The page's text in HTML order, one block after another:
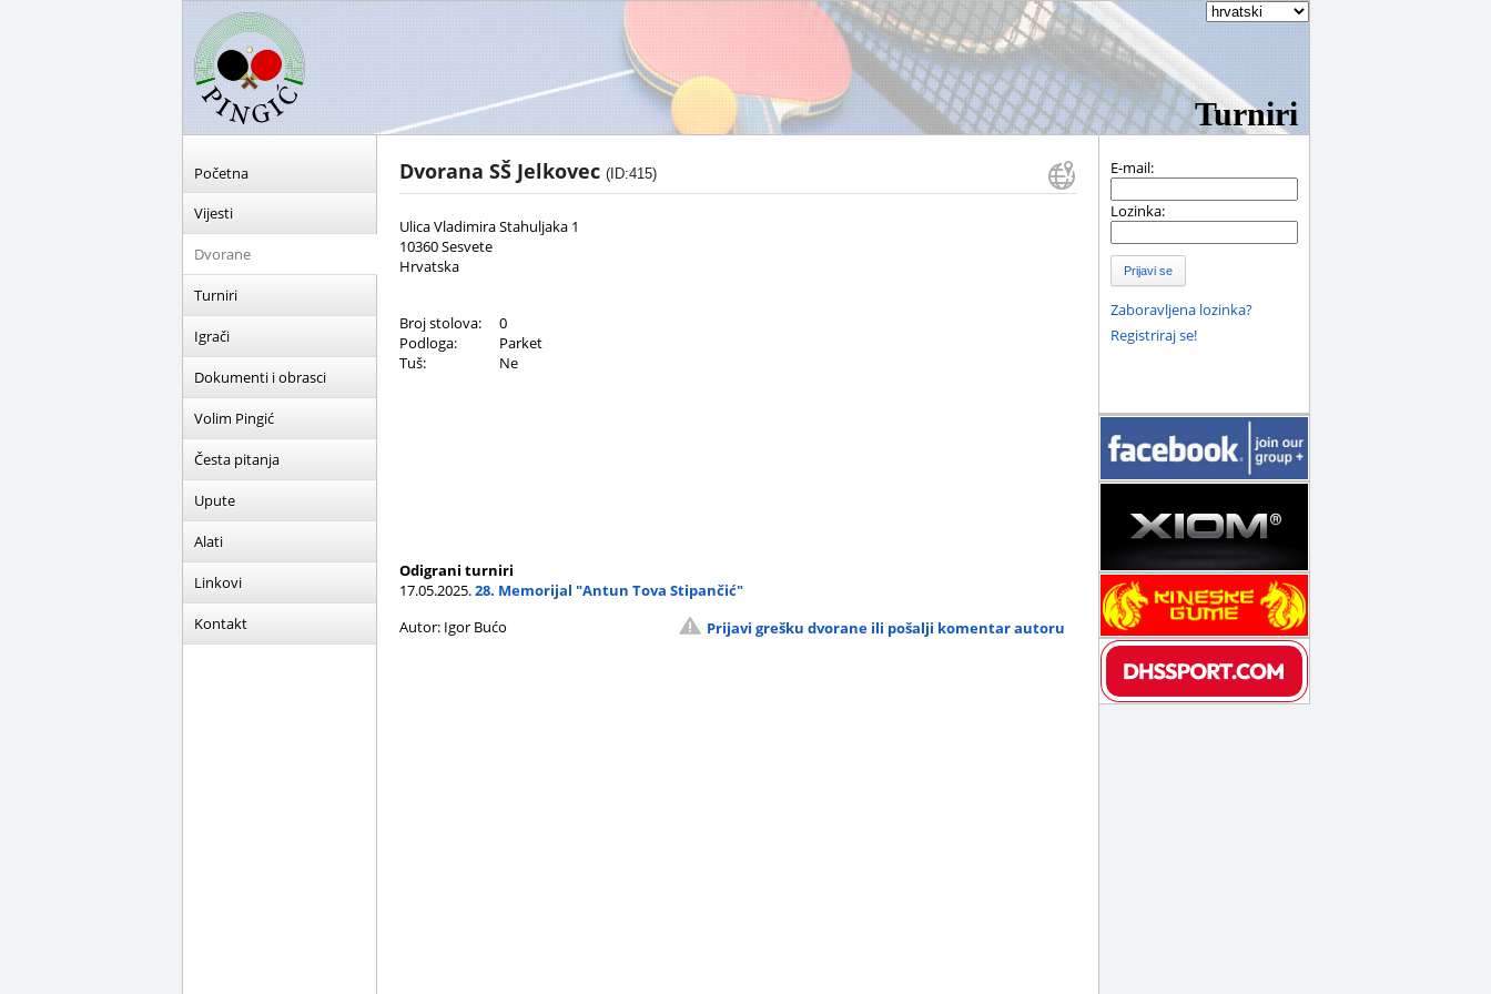
Turniri
Početna
Vijesti
Dvorane
Turniri
Igrači
Dokumenti i obrasci
Volim Pingić
Česta pitanja
Upute
Alati
Linkovi
Kontakt
Dvorana SŠ Jelkovec (ID:415)
Ulica Vladimira Stahuljaka 1
10360 Sesvete
Hrvatska
Broj stolova:
0
Podloga:
Parket
Tuš:
Ne
Odigrani turniri
17.05.2025.28. Memorijal "Antun Tova Stipančić"
Autor: Igor Bućo
Prijavi grešku dvorane ili pošalji komentar autoru
E-mail:
Lozinka:
Prijavi se
Zaboravljena lozinka?
Registriraj se!